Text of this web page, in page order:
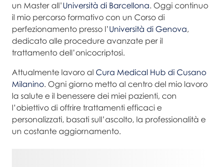
un Master all’Università di Barcellona. Oggi continuo
il mio percorso formativo con un Corso di
perfezionamento presso l’Università di Genova,
dedicato alle procedure avanzate per il
trattamento dell’onicocriptosi.
Attualmente lavoro al Cura Medical Hub di Cusano
Milanino. Ogni giorno metto al centro del mio lavoro
la salute e il benessere dei miei pazienti, con
l’obiettivo di offrire trattamenti efficaci e
personalizzati, basati sull’ascolto, la professionalità e
un costante aggiornamento.